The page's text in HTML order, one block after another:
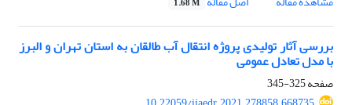
1.68 M
بررسی آثار تولیدی پروژه انتقال آب طالقان به استان تهران و البرز
با مدل تعادل عمومی
صفحه325-345